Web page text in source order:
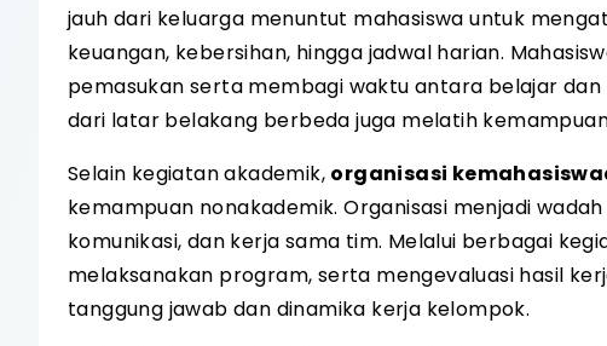
jauh dari keluarga menuntut mahasiswa untuk
keuangan, kebersihan, hingga jadwal harian.
pemasukan serta membagi waktu antara belajar
dari latar belakang berbeda juga melatih
Selain kegiatan akademik, organisasi
kemampuan nonakademik. Organisasi menjadi
komunikasi, dan kerja sama tim. Melalui berbagai
melaksanakan program, serta mengevaluasi hasil
tanggung jawab dan dinamika kerja kelompok.